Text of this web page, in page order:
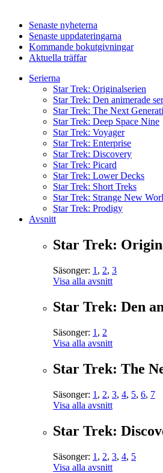
Senaste nyheterna
Senaste uppdateringarna
Kommande bokutgivningar
Aktuella träffar
Serierna
Star Trek: Originalserien
Star Trek: Den animerade
Star Trek: The Next
Star Trek: Deep Space Nine
Star Trek: Voyager
Star Trek: Enterprise
Star Trek: Discovery
Star Trek: Picard
Star Trek: Lower Decks
Star Trek: Short Treks
Star Trek: Strange New
Star Trek: Prodigy
Avsnitt
Star Trek:
Säsonger: 1 , 2, 3
Visa alla avsnitt
Star Trek: Den
Säsonger: 1 , 2
Visa alla avsnitt
Star Trek: The
Säsonger: 1 , 2, 3, 4, 5, 6, 7
Visa alla avsnitt
Star Trek:
Säsonger: 1 , 2, 3, 4, 5
Visa alla avsnitt